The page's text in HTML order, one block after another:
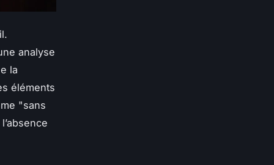
analyse
la
éléments
"sans